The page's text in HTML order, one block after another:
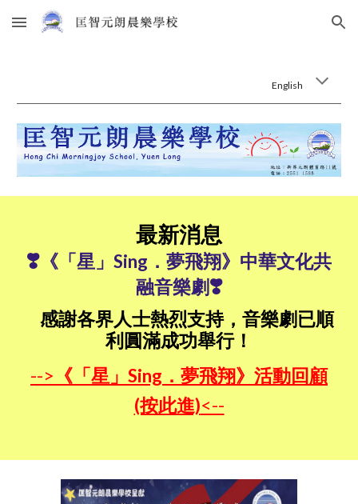
Skip to main content Skip to navigation
English
最新消息
❣️ 《「星」Sing．夢飛翔》中華文化共
融音樂劇❣️
感謝各界人士熱烈支持，音樂劇已順
利圓滿成功舉行！
--> 《「星」Sing．夢飛翔》活動回顧
(按此進)<--